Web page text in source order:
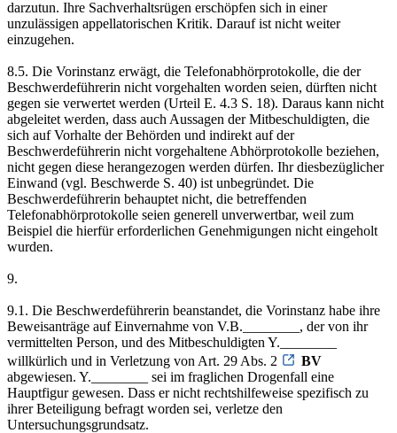
darzutun. Ihre Sachverhaltsrügen erschöpfen sich in einer
unzulässigen appellatorischen Kritik. Darauf ist nicht weiter
einzugehen.
8.5. Die Vorinstanz erwägt, die Telefonabhörprotokolle, die der
Beschwerdeführerin nicht vorgehalten worden seien, dürften nicht
gegen sie verwertet werden (Urteil E. 4.3 S. 18). Daraus kann nicht
abgeleitet werden, dass auch Aussagen der Mitbeschuldigten, die
sich auf Vorhalte der Behörden und indirekt auf der
Beschwerdeführerin nicht vorgehaltene Abhörprotokolle beziehen,
nicht gegen diese herangezogen werden dürfen. Ihr diesbezüglicher
Einwand (vgl. Beschwerde S. 40) ist unbegründet. Die
Beschwerdeführerin behauptet nicht, die betreffenden
Telefonabhörprotokolle seien generell unverwertbar, weil zum
Beispiel die hierfür erforderlichen Genehmigungen nicht eingeholt
wurden.
9.
9.1. Die Beschwerdeführerin beanstandet, die Vorinstanz habe ihre
Beweisanträge auf Einvernahme von V.B.________, der von ihr
vermittelten Person, und des Mitbeschuldigten Y.________
willkürlich und in Verletzung von Art. 29 Abs. 2
BV
abgewiesen. Y.________ sei im fraglichen Drogenfall eine
Hauptfigur gewesen. Dass er nicht rechtshilfeweise spezifisch zu
ihrer Beteiligung befragt worden sei, verletze den
Untersuchungsgrundsatz.